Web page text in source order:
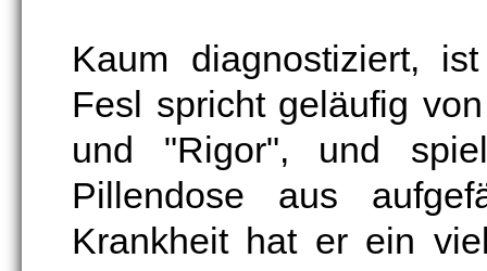
Kaum diagnostiziert,
Fesl spricht geläufig
und "Rigor", und
Pillendose aus
Krankheit hat er ein